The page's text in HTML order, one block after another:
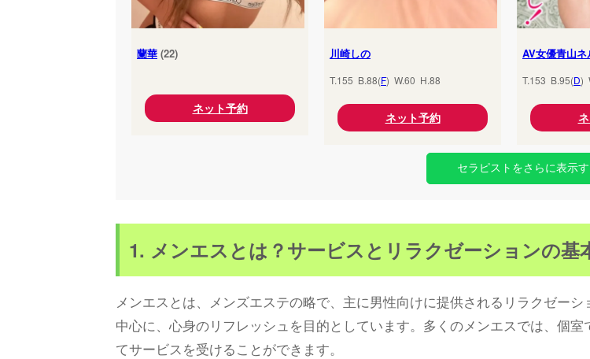
蘭華 (22)
ネット予約
川崎しの
T.155 B.88(F) W.60 H.88
ネット予約
AV女優青山ネ
T.153 B.95(D)
セラピストをさらに表示
1. メンエスとは？サービスとリラクゼーションの基
メンエスとは、メンズエステの略で、主に男性向けに提供されるリラクゼー
中心に、心身のリフレッシュを目的としています。多くのメンエスでは、個
てサービスを受けることができます。